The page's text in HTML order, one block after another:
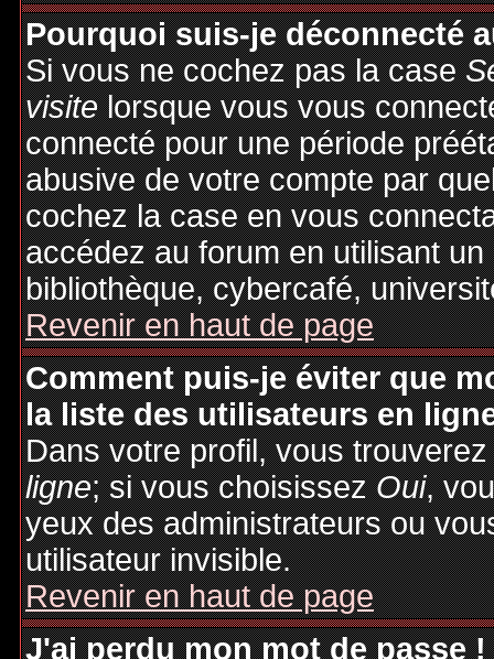
Pourquoi suis-je déconnecté
Si vous ne cochez pas la case
visitelorsque vous vous
connecté pour une période
abusive de votre compte par
cochez la case en vous
accédez au forum en utilisant
bibliothèque, cybercafé,
Revenir en haut de page
Comment puis-je éviter que
la liste des utilisateurs en
Dans votre profil, vous
ligne; si vous choisissezOui,
yeux des administrateurs ou
utilisateur invisible.
Revenir en haut de page
J'ai perdu mon mot de passe !